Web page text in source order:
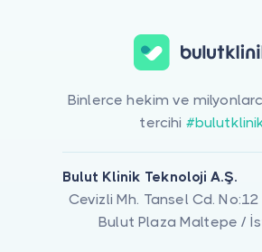
Binlerce hekim ve
tercihi
Bulut Klinik Teknoloji A.Ş.
Cevizli Mh. Tansel Cd. No:12
Bulut Plaza Maltepe /